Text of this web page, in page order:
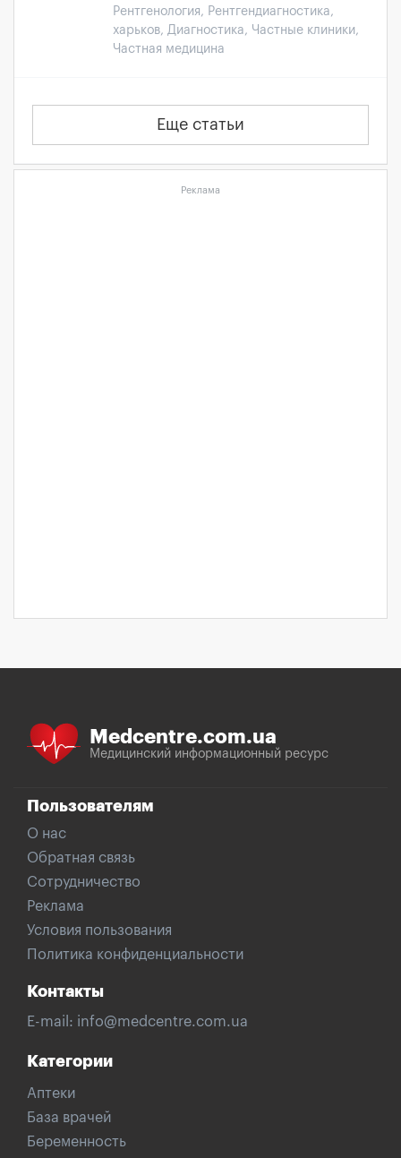
Рентгенология, Рентгендиагностика,
харьков, Диагностика, Частные клиники,
Частная медицина
Еще статьи
Реклама
Medcentre.com.ua
Медицинский информационный ресурс
Пользователям
О нас
Обратная связь
Сотрудничество
Реклама
Условия пользования
Политика конфиденциальности
Контакты
E-mail: info@medcentre.com.ua
Категории
Аптеки
База врачей
Беременность